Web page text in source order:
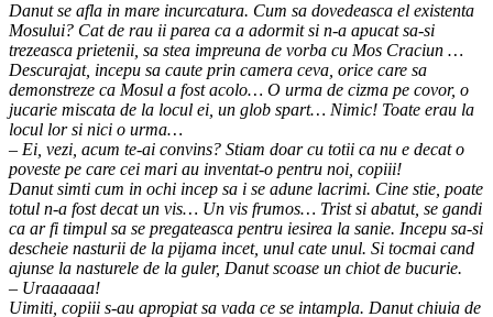
Danut se afla in mare incurcatura. Cum sa dovedeasca el existenta
Mosului? Cat de rau ii parea ca a adormit si n-a apucat sa-si
trezeasca prietenii, sa stea impreuna de vorba cu Mos Craciun …
Descurajat, incepu sa caute prin camera ceva, orice care sa
demonstreze ca Mosul a fost acolo… O urma de cizma pe covor, o
jucarie miscata de la locul ei, un glob spart… Nimic! Toate erau la
locul lor si nici o urma…
– Ei, vezi, acum te-ai convins? Stiam doar cu totii ca nu e decat o
poveste pe care cei mari au inventat-o pentru noi, copiii!
Danut simti cum in ochi incep sa i se adune lacrimi. Cine stie, poate
totul n-a fost decat un vis… Un vis frumos… Trist si abatut, se gandi
ca ar fi timpul sa se pregateasca pentru iesirea la sanie. Incepu sa-si
descheie nasturii de la pijama incet, unul cate unul. Si tocmai cand
ajunse la nasturele de la guler, Danut scoase un chiot de bucurie.
– Uraaaaaa!
Uimiti, copiii s-au apropiat sa vada ce se intampla. Danut chiuia de